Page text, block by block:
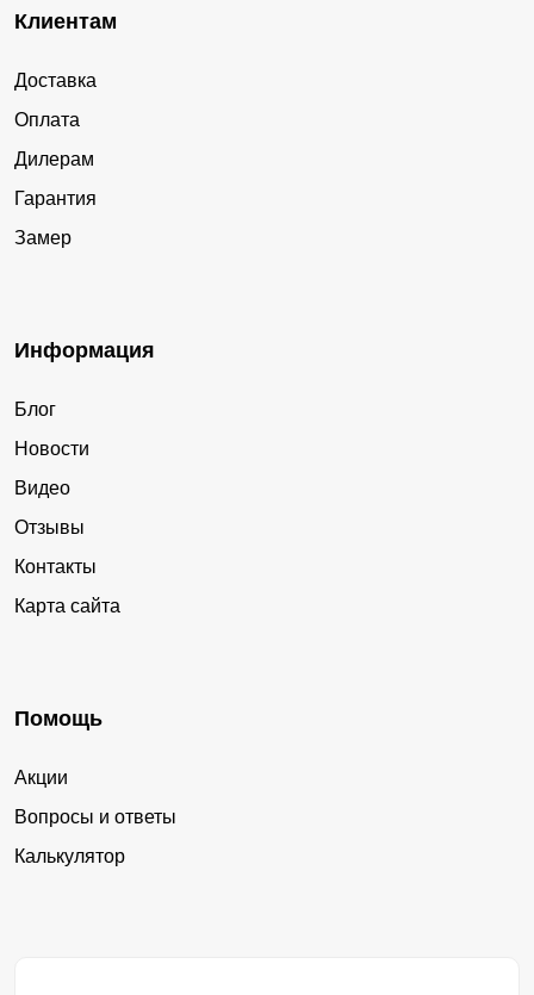
Клиентам
Доставка
Оплата
Дилерам
Гарантия
Замер
Информация
Блог
Новости
Видео
Отзывы
Контакты
Карта сайта
Помощь
Акции
Вопросы и ответы
Калькулятор